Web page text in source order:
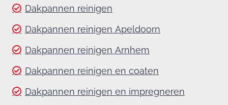
Dakpannen reinigen
Dakpannen reinigen Apeldoorn
Dakpannen reinigen Arnhem
Dakpannen reinigen en coaten
Dakpannen reinigen en impregneren